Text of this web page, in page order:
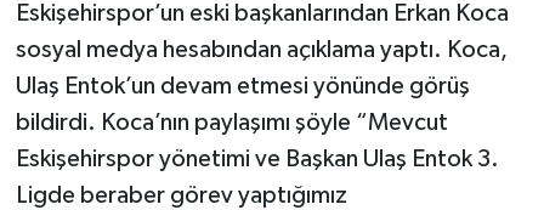
Eskişehirspor’un eski başkanlarından Erkan Koca
sosyal medya hesabından açıklama yaptı. Koca,
Ulaş Entok’un devam etmesi yönünde görüş
bildirdi. Koca’nın paylaşımı şöyle “Mevcut
Eskişehirspor yönetimi ve Başkan Ulaş Entok 3.
Ligde beraber görev yaptığımız